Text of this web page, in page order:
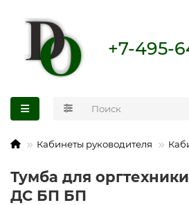
+7-495-
Кабинеты руководителя
Тумба для
ДС БП БП